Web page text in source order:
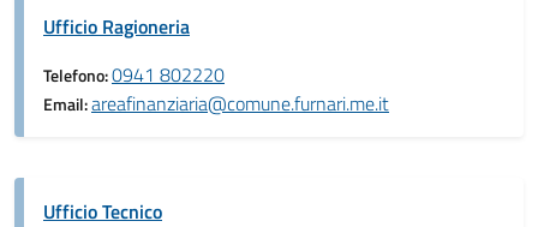
Ufficio Ragioneria
Telefono:0941 802220
Email:areafinanziaria@comune.furnari.me.it
Ufficio Tecnico